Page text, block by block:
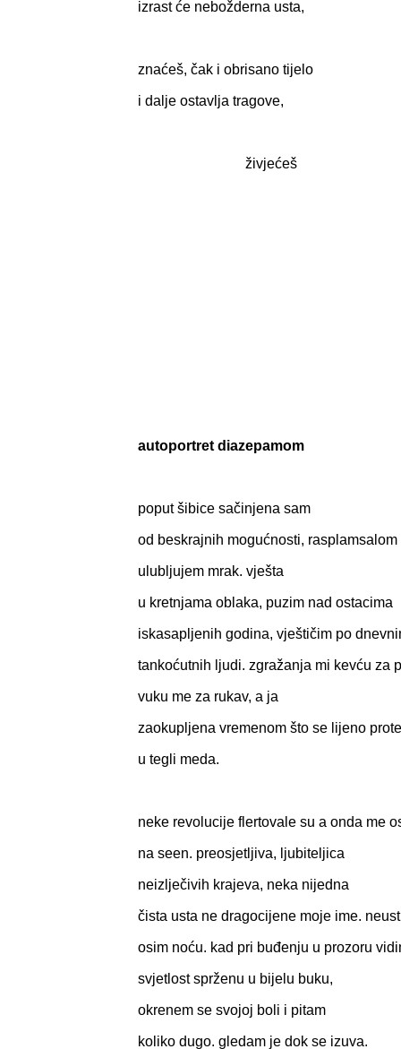
izrast će nebožderna usta,
znaćeš, čak i obrisano tijelo
i dalje ostavlja tragove,
živjećeš
autoportret diazepamom
poput šibice sačinjena sam
od beskrajnih mogućnosti, rasplamsalom
ulubljujem mrak. vješta
u kretnjama oblaka, puzim nad ostacima
iskasapljenih godina, vještičim po
tankoćutnih ljudi. zgražanja mi kevću za
vuku me za rukav, a ja
zaokupljena vremenom što se lijeno
u tegli meda.
neke revolucije flertovale su a onda me
na seen. preosjetljiva, ljubiteljica
neizlječivih krajeva, neka nijedna
čista usta ne dragocijene moje ime.
osim noću. kad pri buđenju u prozoru
svjetlost sprženu u bijelu buku,
okrenem se svojoj boli i pitam
koliko dugo. gledam je dok se izuva.